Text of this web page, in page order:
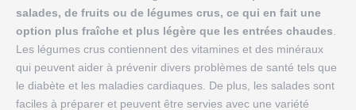
salades, de fruits ou de légumes crus, ce qui en fait une
option plus fraîche et plus légère que les entrées chaudes.
Les légumes crus contiennent des vitamines et des minéraux
qui peuvent aider à prévenir divers problèmes de santé tels que
le diabète et les maladies cardiaques. De plus, les salades sont
faciles à préparer et peuvent être servies avec une variété